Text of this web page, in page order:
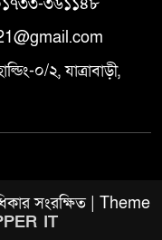
০/২, যাত্রাবাড়ী,
সংরক্ষিত | Theme
IT